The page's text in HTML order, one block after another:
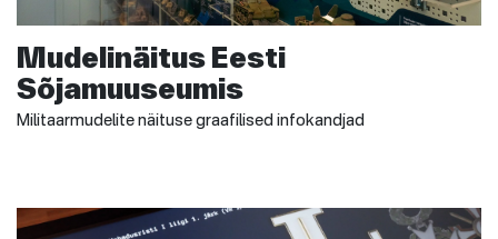
Mudelinäitus Eesti
Sõjamuuseumis
Militaarmudelite näituse graafilised infokandjad